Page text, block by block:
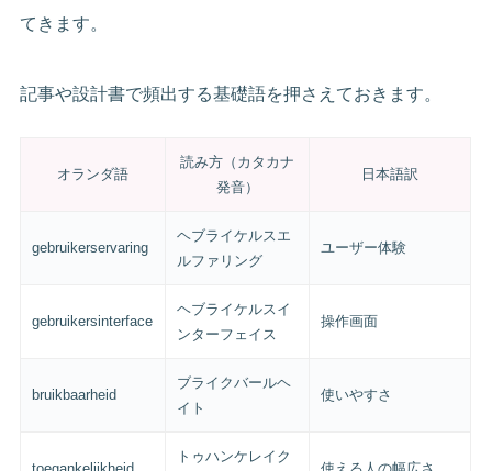
てきます。
記事や設計書で頻出する基礎語を押さえておきます。
オランダ語
読み方（カタカナ
発音）
日本語訳
gebruikerservaring
ヘブライケルスエ
ルファリング
ユーザー体験
gebruikersinterface
ヘブライケルスイ
ンターフェイス
操作画面
bruikbaarheid
ブライクバールヘ
イト
使いやすさ
トゥハンケレイク